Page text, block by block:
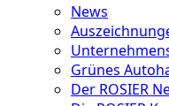
News
Grünes
Der ROSIER